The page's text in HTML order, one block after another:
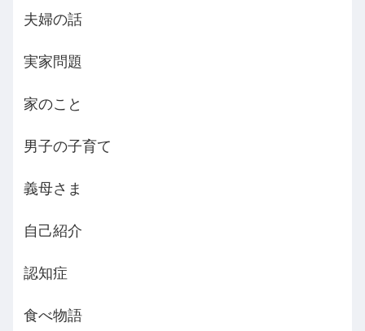
夫婦の話
実家問題
家のこと
男子の子育て
義母さま
自己紹介
認知症
食べ物語